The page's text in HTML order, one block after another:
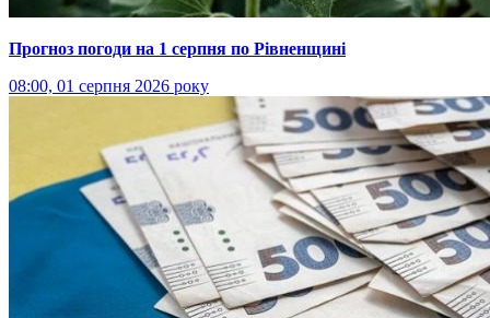
Прогноз погоди на 1 серпня по Рівненщині
08:00, 01 серпня 2026 року